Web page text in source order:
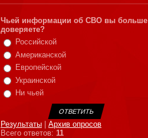
Чьей информации об СВО вы больше
доверяете?
Российской
Американской
Европейской
Украинской
Ни чьей
Результаты
Архив опросов
Всего ответов: 11